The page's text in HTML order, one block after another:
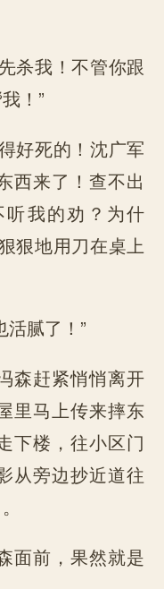
杀我！不管你跟
！”
好死的！沈广军
西来了！查不出
我的劝？为什
狠地用刀在桌上
活腻了！”
森赶紧悄悄离开
里马上传来摔东
下楼，往小区门
从旁边抄近道往
面前，果然就是